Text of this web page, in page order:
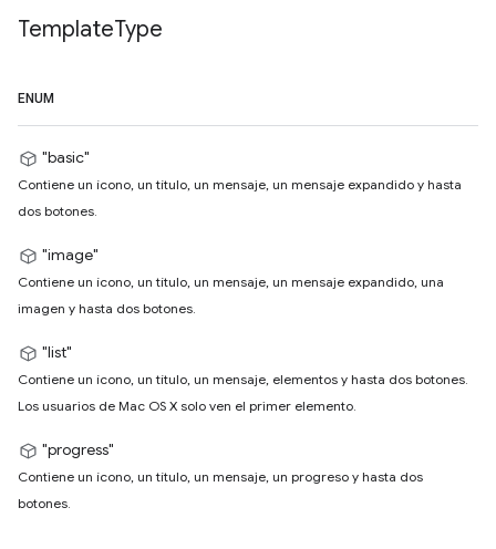
TemplateType
ENUM
"basic"
Contiene un ícono, un título, un mensaje, un mensaje expandido y hasta
dos botones.
"image"
Contiene un ícono, un título, un mensaje, un mensaje expandido, una
imagen y hasta dos botones.
"list"
Contiene un ícono, un título, un mensaje, elementos y hasta dos botones.
Los usuarios de Mac OS X solo ven el primer elemento.
"progress"
Contiene un ícono, un título, un mensaje, un progreso y hasta dos
botones.